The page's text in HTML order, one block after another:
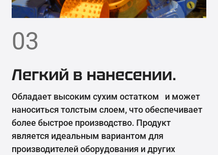
03
Легкий в нанесении.
Обладает высоким сухим остатком и может
наноситься толстым слоем, что обеспечивает
более быстрое производство. Продукт
является идеальным вариантом для
производителей оборудования и других